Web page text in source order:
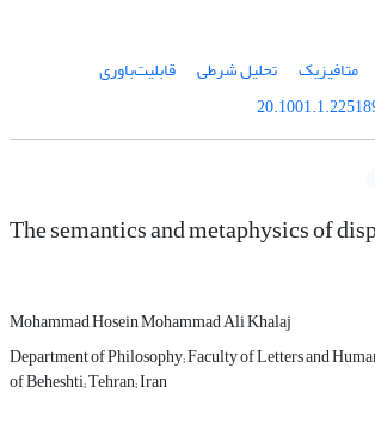
متافیزیک تحلیل شرطی
قابلیت‌باوری
The semantics and metaphysics of
Mohammad Hosein Mohammad Ali Khalaj
Department of Philosophy; Faculty of Letters and
of Beheshti; Tehran; Iran